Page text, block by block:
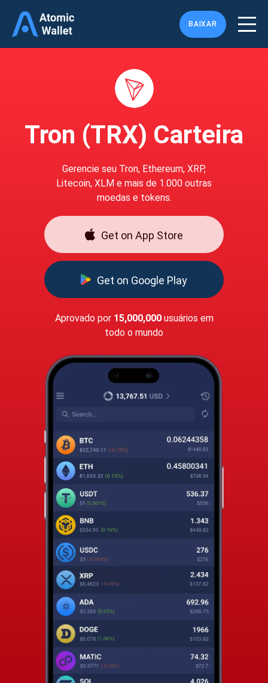
BAIXAR
Tron (TRX) Carteira
Gerencie seu Tron, Ethereum, XRP,
Litecoin, XLM e mais de 1.000 outras
moedas e tokens.
Get on App Store
Get on Google Play
Aprovado por 15,000,000usuários em
todo o mundo